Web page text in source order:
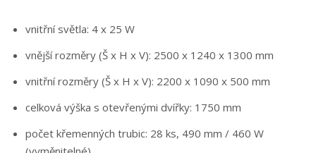
vnitřní světla: 4 x 25 W
vnější rozměry (Š x H x V): 2500 x 1240 x 1300 mm
vnitřní rozměry (Š x H x V): 2200 x 1090 x 500 mm
celková výška s otevřenými dvířky: 1750 mm
počet křemenných trubic: 28 ks, 490 mm / 460 W